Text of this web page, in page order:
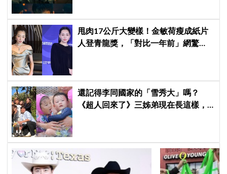
甩肉17公斤大變樣！金敏荷瘦成紙片
人登青龍獎，「對比一年前」網驚
還記得李同國家的「雪秀大」嗎？
《超人回來了》三姊弟現在長這樣，